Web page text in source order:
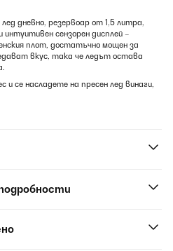
лед дневно, резервоар от 1,5 литра,
сензорен дисплей –
плот, достатъчно мощен за
вкус, така че ледът остава
се насладете на пресен лед винаги,